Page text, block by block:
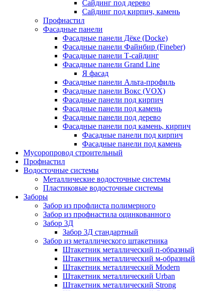
Сайдинг под дерево
Сайдинг под кирпич, камень
Профнастил
Фасадные панели
Фасадные панели Дёке (Docke)
Фасадные панели Файнбир (Fineber)
Фасадные панели Т-сайдинг
Фасадные панели Grand Line
Я фасад
Фасадные панели Альта-профиль
Фасадные панели Вокс (VOX)
Фасадные панели под кирпич
Фасадные панели под камень
Фасадные панели под дерево
Фасадные панели под камень, кирпич
Фасадные панели под кирпич
Фасадные панели под камень
Мусоропровод строительный
Профнастил
Водосточные системы
Металлические водосточные системы
Пластиковые водосточные системы
Заборы
Забор из профлиста полимерного
Забор из профнастила оцинкованного
Забор 3Д
Забор 3Д стандартный
Забор из металлического штакетника
Штакетник металлический п-образный
Штакетник металлический м-образный
Штакетник металлический Мodern
Штакетник металлический Urban
Штакетник металлический Strong